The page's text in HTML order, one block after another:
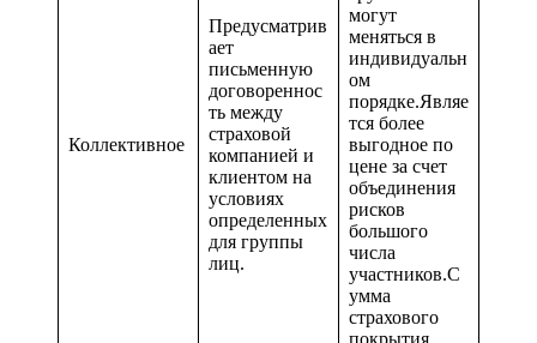
Коллективное
Предусматрив
ает
письменную
договореннос
ть между
страховой
компанией и
клиентом на
условиях
определенных
для группы
лиц.
могут
меняться в
индивидуальн
ом
порядке.Являе
тся более
выгодное по
цене за счет
объединения
рисков
большого
числа
участников.С
умма
страхового
покрытия